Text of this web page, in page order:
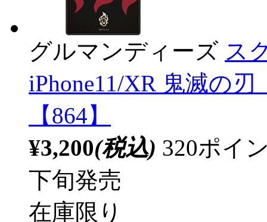
グルマンディーズ ス
iPhone11/XR 鬼滅の
【864】
¥3,200(税込) 320ポイ
下旬発売
在庫限り